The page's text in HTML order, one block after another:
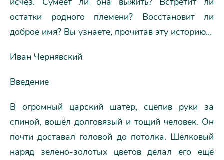
остатки родного племени? Восстановит ли
доброе имя? Вы узнаете, прочитав эту историю…
Иван Чернявский
Введение
В огромный царский шатёр, сцепив руки за
спиной, вошёл долговязый и тощий человек. Он
почти доставал головой до потолка. Шёлковый
наряд зелёно-золотых цветов делал его ещё